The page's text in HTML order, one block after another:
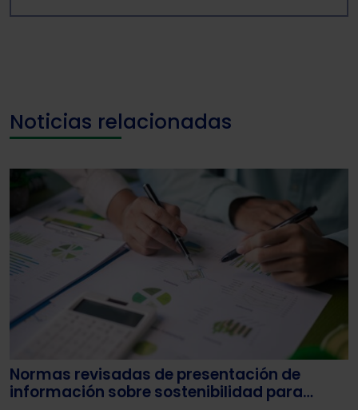
Noticias relacionadas
Normas revisadas de presentación de
información sobre sostenibilidad para